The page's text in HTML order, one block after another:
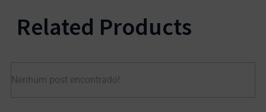
Related Products
Nenhum post encontrado!